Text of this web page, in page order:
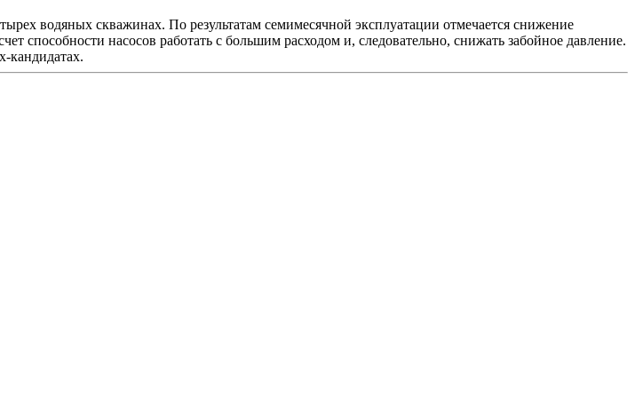
водяных скважинах. По результатам семимесячной эксплуатации отмечается снижение
способности насосов работать с большим расходом и, следовательно, снижать забойное давление.
кандидатах.